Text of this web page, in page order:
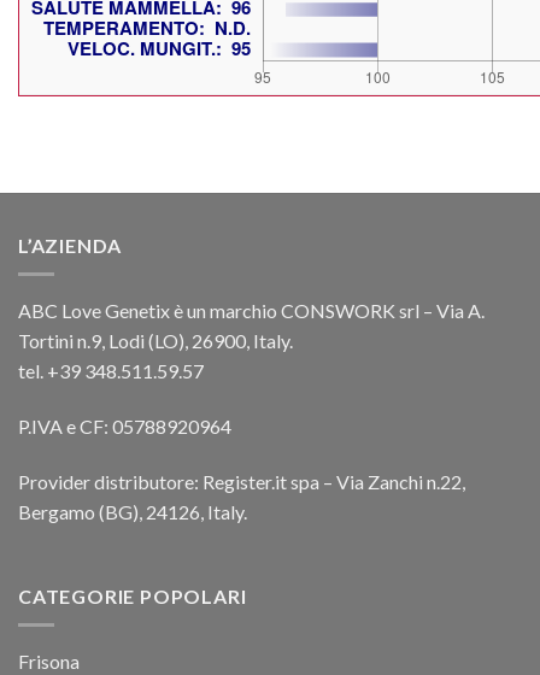
L’AZIENDA
ABC Love Genetix è un marchio CONSWORK srl – Via A.
Tortini n.9, Lodi (LO), 26900, Italy.
tel. +39 348.511.59.57
P.IVA e CF: 05788920964
Provider distributore: Register.it spa – Via Zanchi n.22,
Bergamo (BG), 24126, Italy.
CATEGORIE POPOLARI
Frisona